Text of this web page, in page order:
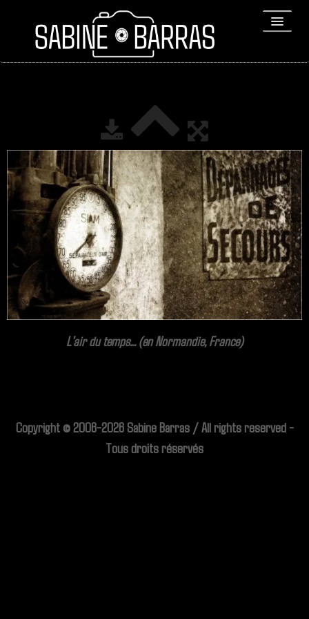
REPORTAGES▼
Bio▼
Expositions
Contact / Tirages
Liens
L'air du temps... (en Normandie, France)
Copyright © 2006-2026 Sabine Barras / All rights reserved -
Tous droits réservés